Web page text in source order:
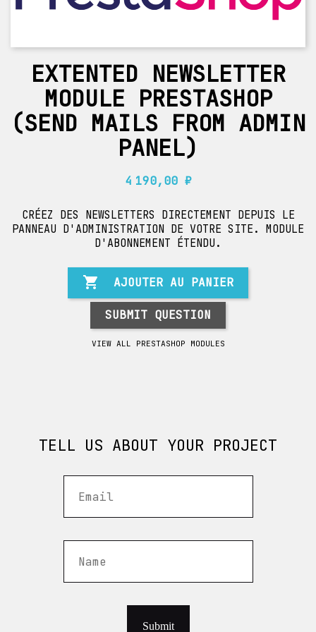
EXTENTED NEWSLETTER
MODULE PRESTASHOP
(SEND MAILS FROM ADMIN
PANEL)
4 190,00 ₽
CRÉEZ DES NEWSLETTERS DIRECTEMENT DEPUIS LE
PANNEAU D'ADMINISTRATION DE VOTRE SITE. MODULE
D'ABONNEMENT ÉTENDU.
 AJOUTER AU PANIER
SUBMIT QUESTION
VIEW ALL PRESTASHOP MODULES
TELL US ABOUT YOUR PROJECT
Submit